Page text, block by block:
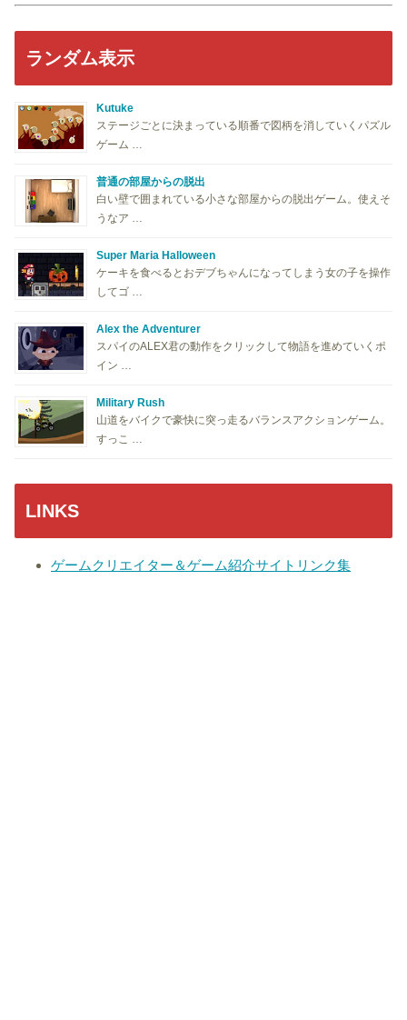
ランダム表示
Kutuke
ステージごとに決まっている順番で図柄を消していくパズル
ゲーム …
普通の部屋からの脱出
白い壁で囲まれている小さな部屋からの脱出ゲーム。使えそ
うなア …
Super Maria Halloween
ケーキを食べるとおデブちゃんになってしまう女の子を操作
してゴ …
Alex the Adventurer
スパイのALEX君の動作をクリックして物語を進めていくポ
イン …
Military Rush
山道をバイクで豪快に突っ走るバランスアクションゲーム。
すっこ …
LINKS
ゲームクリエイター＆ゲーム紹介サイトリンク集